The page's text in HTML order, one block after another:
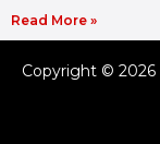
Read More »
Copyright © 2026